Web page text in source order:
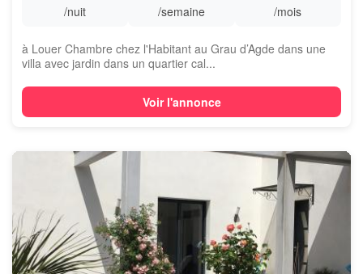
/nuit /semaine /mois
à Louer Chambre chez l'Habitant au Grau d’Agde dans une
villa avec jardin dans un quartier cal...
Voir l'annonce